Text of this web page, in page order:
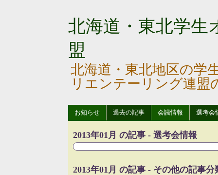
北海道・東北学生
盟
北海道・東北地区の学
リエンテーリング連盟
お知らせ 過去の記事 会議情報 選考会
2013年01月 の記事 - 選考会情報
2013年01月 の記事 - その他の記事分